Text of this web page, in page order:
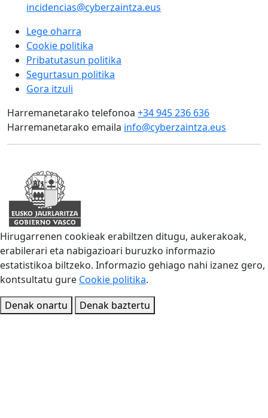
incidencias@cyberzaintza.eus
Lege oharra
Cookie politika
Pribatutasun politika
Segurtasun politika
Gora itzuli
Harremanetarako telefonoa +34 945 236 636
Harremanetarako emaila info@cyberzaintza.eus
Hirugarrenen cookieak erabiltzen ditugu, aukerakoak,
erabilerari eta nabigazioari buruzko informazio
estatistikoa biltzeko. Informazio gehiago nahi izanez gero,
kontsultatu gure Cookie politika.
Denak onartu
Denak baztertu